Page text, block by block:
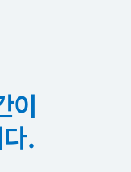
이
.